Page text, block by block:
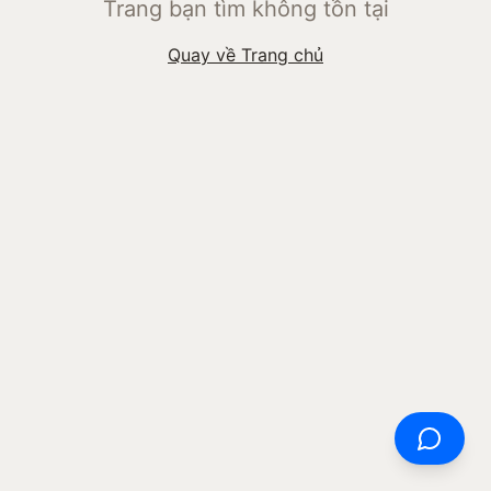
Trang bạn tìm không tồn tại
Quay về Trang chủ